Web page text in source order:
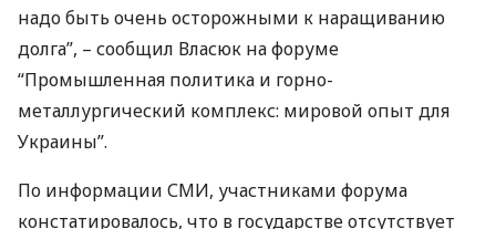
надо быть очень осторожными к наращиванию
долга”, – сообщил Власюк на форуме
“Промышленная политика и горно-
металлургический комплекс: мировой опыт для
Украины”.
По информации СМИ, участниками форума
констатировалось, что в государстве отсутствует